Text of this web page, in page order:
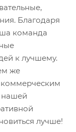
Благодаря
команда
к лучшему.
же
коммерческим
нашей
лучше!